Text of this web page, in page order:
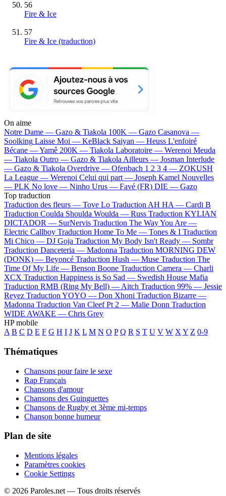
56
Fire & Ice
57
Fire & Ice (traduction)
On aime
Notre Dame — Gazo & Tiakola 100K — Gazo Casanova —
Soolking Laisse Moi — KeBlack Saiyan — Heuss L'enfoiré
Bécane —Yamê 200K — Tiakola Laboratoire — Werenoi Meuda
— Tiakola Outro — Gazo & Tiakola Ailleurs — Josman Interlude
— Gazo & Tiakola Overdrive — Ofenbach 1 2 3 4 — ZOKUSH
La League — Werenoi Celui qui part — Joseph Kamel Nouvelles
— PLK No love — Ninho Urus — Favé (FR) DIE — Gazo
Top traduction
Traduction des fleurs — Tove Lo Traduction AH HA — Cardi B
Traduction Coulda Shoulda Woulda — Russ Traduction KYLIAN
DICTADOR — SurNervis Traduction The Way You Are —
Electric Callboy Traduction Home To Me — Tones & I Traduction
Mi Chico — DJ Goja Traduction My Body Isn't Ready — Sombr
Traduction Danceteria — Madonna Traduction MORNING DEW
(DONK) — Beyoncé Traduction Hush — Muse Traduction The
Time Of My Life — Benson Boone Traduction Camera — Charli
XCX Traduction Happiness is So Sad — Swedish House Mafia
Traduction RMB (Ring My Bell) — Aitch Traduction 99% — Jessie
Reyez Traduction YOYO — Don Xhoni Traduction Bizarre —
Madonna Traduction Van Cleef Pt 2 — Malie Donn Traduction
WIDE AWAKE — Chris Grey
HP mobile
A B C D E F G H I J K L M N O P Q R S T U V W X Y Z 0-9
Thématiques
Chansons pour faire le sexe
Rap Français
Chansons d'amour
Chansons des Guinguettes
Chansons de Rugby et 3ème mi-temps
Chanson bonne humeur
Plan de site
Mentions légales
Paramètres cookies
Cookie Settings
© 2026 Paroles.net — Tous droits réservés